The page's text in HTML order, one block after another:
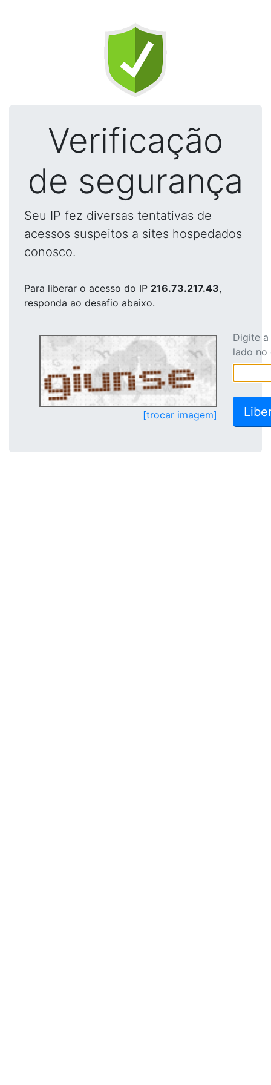
Verificação
de segurança
Seu IP fez diversas tentativas de
acessos suspeitos a sites hospedados
conosco.
Para liberar o acesso do IP 216.73.217.43,
responda ao desafio abaixo.
[trocar imagem]
Digite
lado no